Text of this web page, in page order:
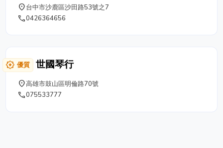
學，鋼琴調音修理，燈光音響。
place台中市沙鹿區沙田路53號之7
phone0426364656
award_star 優質 世國琴行
place高雄市鼓山區明倫路70號
phone075533777